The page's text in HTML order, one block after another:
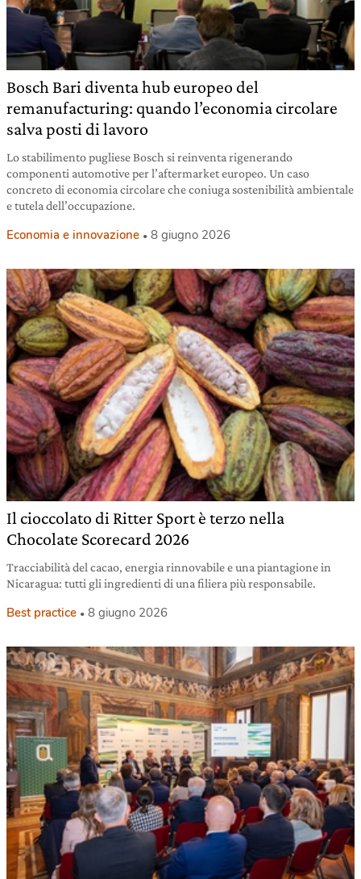
Bosch Bari diventa hub europeo del
remanufacturing: quando l’economia circolare
salva posti di lavoro
Lo stabilimento pugliese Bosch si reinventa rigenerando
componenti automotive per l’aftermarket europeo. Un caso
concreto di economia circolare che coniuga sostenibilità ambientale
e tutela dell’occupazione.
Economia e innovazione 8 giugno 2026
Il cioccolato di Ritter Sport è terzo nella
Chocolate Scorecard 2026
Tracciabilità del cacao, energia rinnovabile e una piantagione in
Nicaragua: tutti gli ingredienti di una filiera più responsabile.
Best practice 8 giugno 2026